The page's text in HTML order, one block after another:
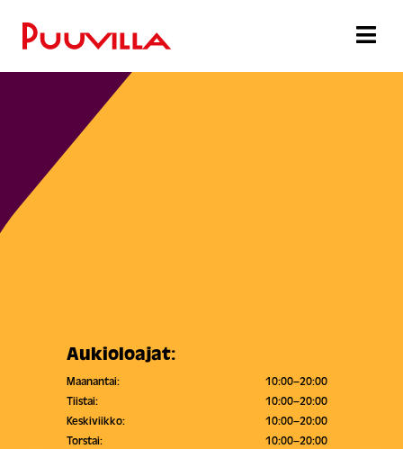
Aukioloajat:
Maanantai:
10:00–20:00
Tiistai:
10:00–20:00
Keskiviikko:
10:00–20:00
Torstai:
10:00–20:00